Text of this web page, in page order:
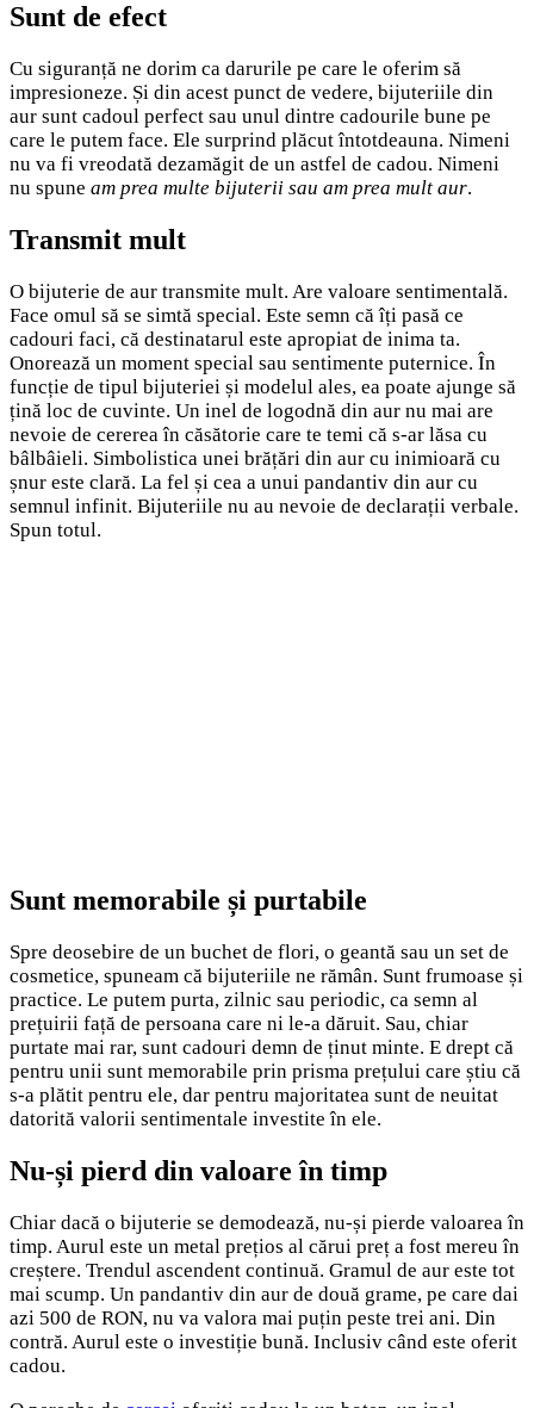
Sunt de efect
Cu siguranță ne dorim ca darurile pe care le oferim să
impresioneze. Și din acest punct de vedere, bijuteriile din
aur sunt cadoul perfect sau unul dintre cadourile bune pe
care le putem face. Ele surprind plăcut întotdeauna. Nimeni
nu va fi vreodată dezamăgit de un astfel de cadou. Nimeni
nu spune am prea multe bijuterii sau am prea mult aur.
Transmit mult
O bijuterie de aur transmite mult. Are valoare sentimentală.
Face omul să se simtă special. Este semn că îți pasă ce
cadouri faci, că destinatarul este apropiat de inima ta.
Onorează un moment special sau sentimente puternice. În
funcție de tipul bijuteriei și modelul ales, ea poate ajunge să
țină loc de cuvinte. Un inel de logodnă din aur nu mai are
nevoie de cererea în căsătorie care te temi că s-ar lăsa cu
bâlbâieli. Simbolistica unei brățări din aur cu inimioară cu
șnur este clară. La fel și cea a unui pandantiv din aur cu
semnul infinit. Bijuteriile nu au nevoie de declarații verbale.
Spun totul.
Sunt memorabile și purtabile
Spre deosebire de un buchet de flori, o geantă sau un set de
cosmetice, spuneam că bijuteriile ne rămân. Sunt frumoase și
practice. Le putem purta, zilnic sau periodic, ca semn al
prețuirii față de persoana care ni le-a dăruit. Sau, chiar
purtate mai rar, sunt cadouri demn de ținut minte. E drept că
pentru unii sunt memorabile prin prisma prețului care știu că
s-a plătit pentru ele, dar pentru majoritatea sunt de neuitat
datorită valorii sentimentale investite în ele.
Nu-și pierd din valoare în timp
Chiar dacă o bijuterie se demodează, nu-și pierde valoarea în
timp. Aurul este un metal prețios al cărui preț a fost mereu în
creștere. Trendul ascendent continuă. Gramul de aur este tot
mai scump. Un pandantiv din aur de două grame, pe care dai
azi 500 de RON, nu va valora mai puțin peste trei ani. Din
contră. Aurul este o investiție bună. Inclusiv când este oferit
cadou.